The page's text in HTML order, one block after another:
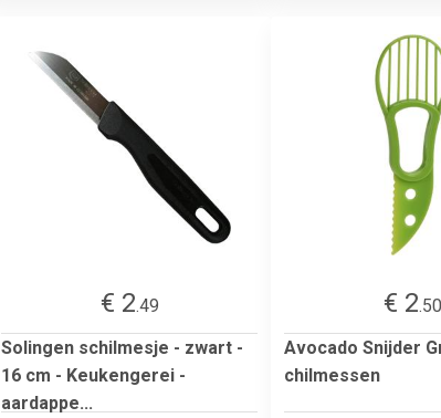
€ 2.49
Solingen schilmesje - zwart -
16 cm - Keukengerei -
aardappe...
€ 2.50
Avocado Snijder
chilmessen